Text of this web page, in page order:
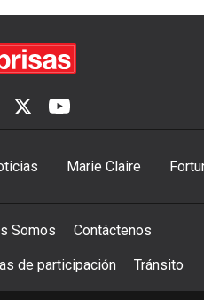
Marie Claire
Somos Contáctenos
de participación Tránsito